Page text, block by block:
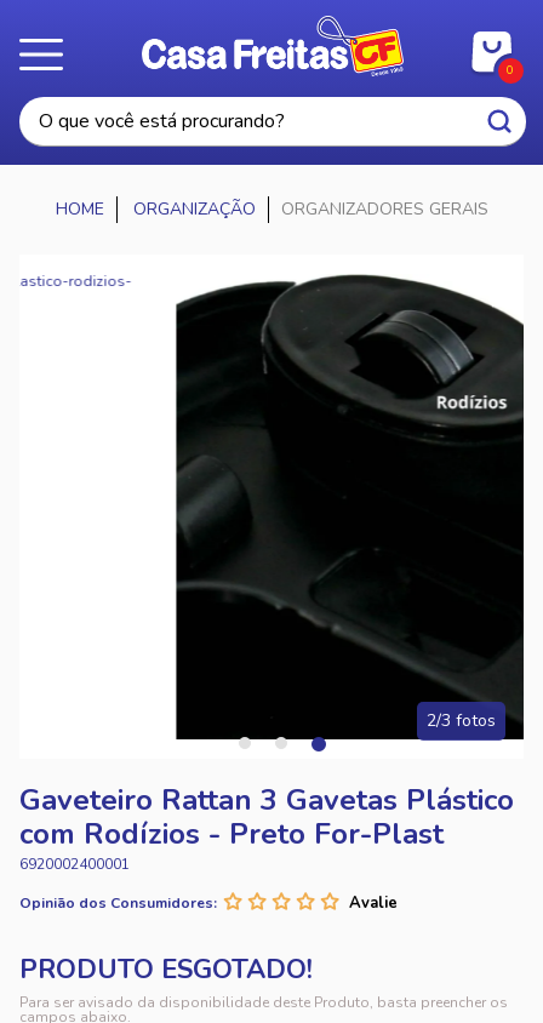
0
ORGANIZAÇÃO ORGANIZADORES GERAIS
3/3 fotos
Gaveteiro Rattan 3 Gavetas Plástico
com Rodízios - Preto For-Plast
6920002400001
Opinião dos Consumidores:
Para ser avisado da disponibilidade deste Produto, basta preencher os
campos abaixo.